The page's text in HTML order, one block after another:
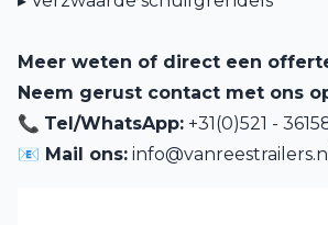
Meer weten of direct een
Neem gerust contact met ons
📞 Tel/WhatsApp: +31(0)521 -
📧 Mail ons: info@vanreestrailers.nl